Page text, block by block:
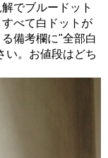
でブルードット
べて白ドットが
備考欄に"全部白
い。お値段はどち